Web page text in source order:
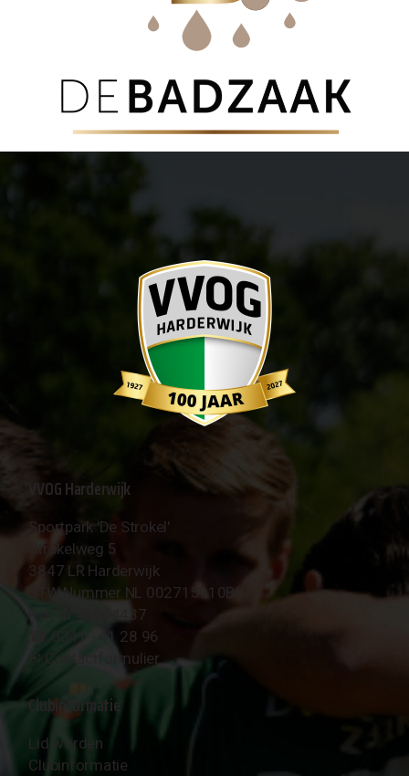
VVOG Harderwijk
Sportpark 'De Strokel'
Strokelweg 5
3847 LR Harderwijk
BTW Nummer NL 002715910B01
KvK Nr 40094437
☎︎ 0341 - 41 28 96
✉︎ Contactformulier
Clubinformatie
Lid worden
Clubinformatie